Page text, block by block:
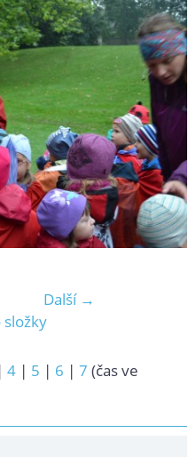
Další →
| 4 | 5 | 6 | 7 (čas ve